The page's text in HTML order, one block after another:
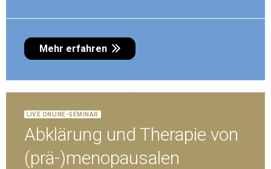
Mehr erfahren
13. Oktober 2026 – 18:00 h
(
P
R
Ä
-
)
M
E
N
O
P
A
U
S
A
L
E
B
E
S
C
H
W
E
R
D
E
N
Live Online-Seminar
Mehr erfahren
LIVE ONLINE-SEMINAR
Abklärung und Therapie von
(prä-)menopausalen